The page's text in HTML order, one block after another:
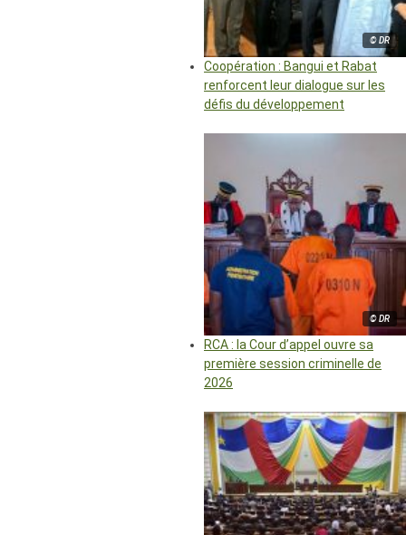
© DR
Coopération : Bangui et Rabat
renforcent leur dialogue sur les
défis du développement
© DR
RCA : la Cour d’appel ouvre sa
première session criminelle de
2026